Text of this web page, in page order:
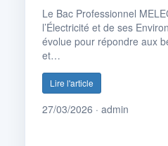
Le Bac Professionnel
l’Électricité et de ses
évolue pour répondre aux
et…
Lire l'article
27/03/2026 · admin